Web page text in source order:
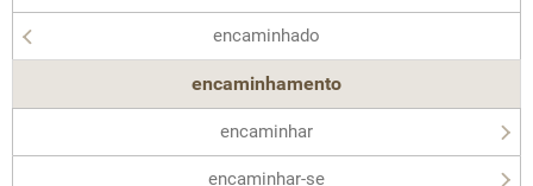
encaminhado
encaminhamento
encaminhar
encaminhar-se